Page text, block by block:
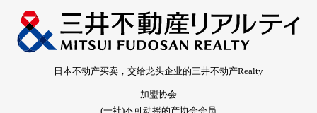
日本不动产买卖，交给龙头企业的三井不动产Realty
加盟协会
(一社)不可动摇的产协会会员